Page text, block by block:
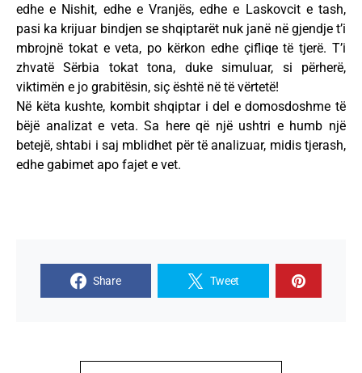
edhe e Nishit, edhe e Vranjës, edhe e Laskovcit e tash,
pasi ka krijuar bindjen se shqiptarët nuk janë në gjendje t’i
mbrojnë tokat e veta, po kërkon edhe çifliqe të tjerë. T’i
zhvatë Sërbia tokat tona, duke simuluar, si përherë,
viktimën e jo grabitësin, siç është në të vërtetë!
Në këta kushte, kombit shqiptar i del e domosdoshme të
bëjë analizat e veta. Sa here që një ushtri e humb një
betejë, shtabi i saj mblidhet për të analizuar, midis tjerash,
edhe gabimet apo fajet e vet.
Share Tweet